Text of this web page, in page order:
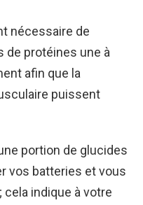
nécessaire de
de protéines une à
afin que la
puissent
portion de glucides
vos batteries et vous
cela indique à votre